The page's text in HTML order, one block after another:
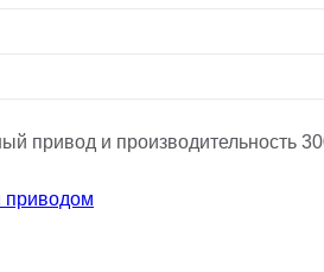
привод и производительность